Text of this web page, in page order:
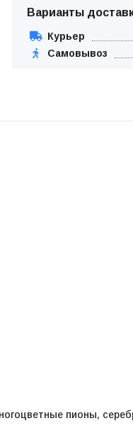
Варианты
Курьер
Самовывоз
пионы,